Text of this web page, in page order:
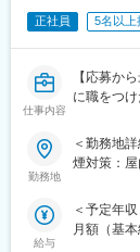
全国に拠
と企業様
社風・人
入社歴関
賛する文
明確な評価
フェアで
ご不明な
正社員 5名以上
仕事内容
【応募か
に職をつ
意★稼働
人さんの
スト・品
勤務地
＜勤務地
煙対策：
給与
＜予定年
月額（基